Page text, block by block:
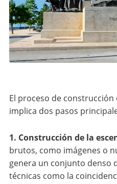
El proceso de construcción
implica dos pasos
1. Construcción de la
brutos, como imágenes o
genera un conjunto denso
técnicas como la